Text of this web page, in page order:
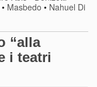
• Masbedo • Nahuel Di
“alla
i teatri